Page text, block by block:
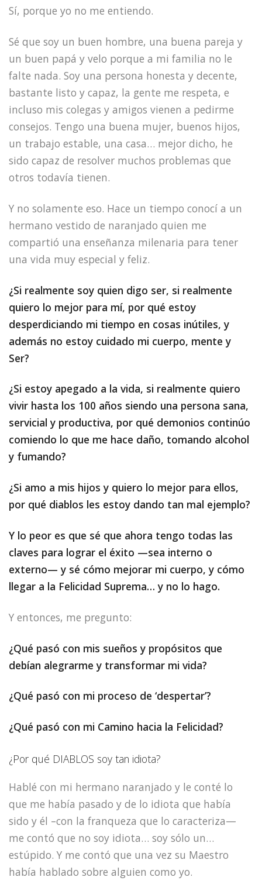
Sí, porque yo no me entiendo.
Sé que soy un buen hombre, una buena pareja y
un buen papá y velo porque a mi familia no le
falte nada. Soy una persona honesta y decente,
bastante listo y capaz, la gente me respeta, e
incluso mis colegas y amigos vienen a pedirme
consejos. Tengo una buena mujer, buenos hijos,
un trabajo estable, una casa… mejor dicho, he
sido capaz de resolver muchos problemas que
otros todavía tienen.
Y no solamente eso. Hace un tiempo conocí a un
hermano vestido de naranjado quien me
compartió una enseñanza milenaria para tener
una vida muy especial y feliz.
¿Si realmente soy quien digo ser, si realmente
quiero lo mejor para mí, por qué estoy
desperdiciando mi tiempo en cosas inútiles, y
además no estoy cuidado mi cuerpo, mente y
Ser?
¿Si estoy apegado a la vida, si realmente quiero
vivir hasta los 100 años siendo una persona sana,
servicial y productiva, por qué demonios continúo
comiendo lo que me hace daño, tomando alcohol
y fumando?
¿Si amo a mis hijos y quiero lo mejor para ellos,
por qué diablos les estoy dando tan mal ejemplo?
Y lo peor es que sé que ahora tengo todas las
claves para lograr el éxito —sea interno o
externo— y sé cómo mejorar mi cuerpo, y cómo
llegar a la Felicidad Suprema… y no lo hago.
Y entonces, me pregunto:
¿Qué pasó con mis sueños y propósitos que
debían alegrarme y transformar mi vida?
¿Qué pasó con mi proceso de ‘despertar’?
¿Qué pasó con mi Camino hacia la Felicidad?
¿Por qué DIABLOS soy tan idiota?
Hablé con mi hermano naranjado y le conté lo
que me había pasado y de lo idiota que había
sido y él –con la franqueza que lo caracteriza—
me contó que no soy idiota… soy sólo un…
estúpido. Y me contó que una vez su Maestro
había hablado sobre alguien como yo.